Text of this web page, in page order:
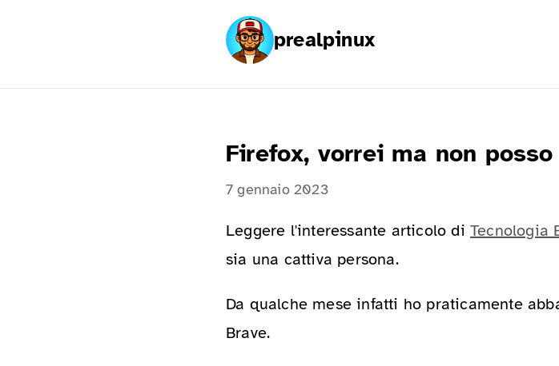
prealpinux
Firefox, vorrei ma non posso
7 gennaio 2023
Leggere l'interessante articolo diTecnologia
sia una cattiva persona.
Da qualche mese infatti ho praticamente
Brave.